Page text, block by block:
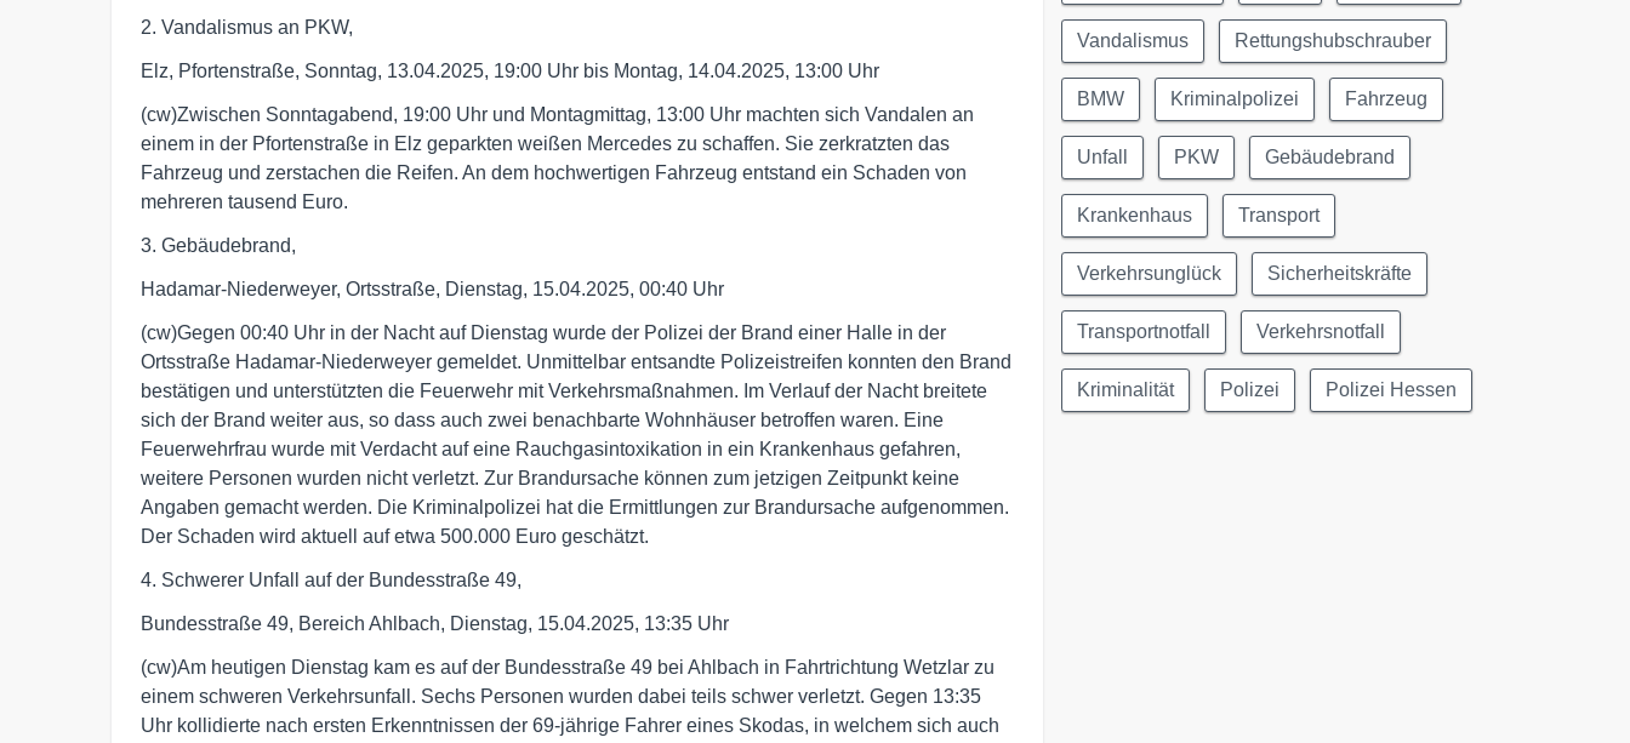
2. Vandalismus an PKW,
Elz, Pfortenstraße, Sonntag, 13.04.2025, 19:00 Uhr bis Montag, 14.04.2025, 13:00 Uhr
(cw)Zwischen Sonntagabend, 19:00 Uhr und Montagmittag, 13:00 Uhr machten sich Vandalen an
einem in der Pfortenstraße in Elz geparkten weißen Mercedes zu schaffen. Sie zerkratzten das
Fahrzeug und zerstachen die Reifen. An dem hochwertigen Fahrzeug entstand ein Schaden von
mehreren tausend Euro.
3. Gebäudebrand,
Hadamar-Niederweyer, Ortsstraße, Dienstag, 15.04.2025, 00:40 Uhr
(cw)Gegen 00:40 Uhr in der Nacht auf Dienstag wurde der Polizei der Brand einer Halle in der
Ortsstraße Hadamar-Niederweyer gemeldet. Unmittelbar entsandte Polizeistreifen konnten den Brand
bestätigen und unterstützten die Feuerwehr mit Verkehrsmaßnahmen. Im Verlauf der Nacht breitete
sich der Brand weiter aus, so dass auch zwei benachbarte Wohnhäuser betroffen waren. Eine
Feuerwehrfrau wurde mit Verdacht auf eine Rauchgasintoxikation in ein Krankenhaus gefahren,
weitere Personen wurden nicht verletzt. Zur Brandursache können zum jetzigen Zeitpunkt keine
Angaben gemacht werden. Die Kriminalpolizei hat die Ermittlungen zur Brandursache aufgenommen.
Der Schaden wird aktuell auf etwa 500.000 Euro geschätzt.
4. Schwerer Unfall auf der Bundesstraße 49,
Bundesstraße 49, Bereich Ahlbach, Dienstag, 15.04.2025, 13:35 Uhr
(cw)Am heutigen Dienstag kam es auf der Bundesstraße 49 bei Ahlbach in Fahrtrichtung Wetzlar zu
einem schweren Verkehrsunfall. Sechs Personen wurden dabei teils schwer verletzt. Gegen 13:35
Uhr kollidierte nach ersten Erkenntnissen der 69-jährige Fahrer eines Skodas, in welchem sich auch
Vandalismus Rettungshubschrauber
BMW Kriminalpolizei Fahrzeug
Unfall PKW Gebäudebrand
Krankenhaus Transport
Verkehrsunglück Sicherheitskräfte
Transportnotfall Verkehrsnotfall
Kriminalität Polizei Polizei Hessen